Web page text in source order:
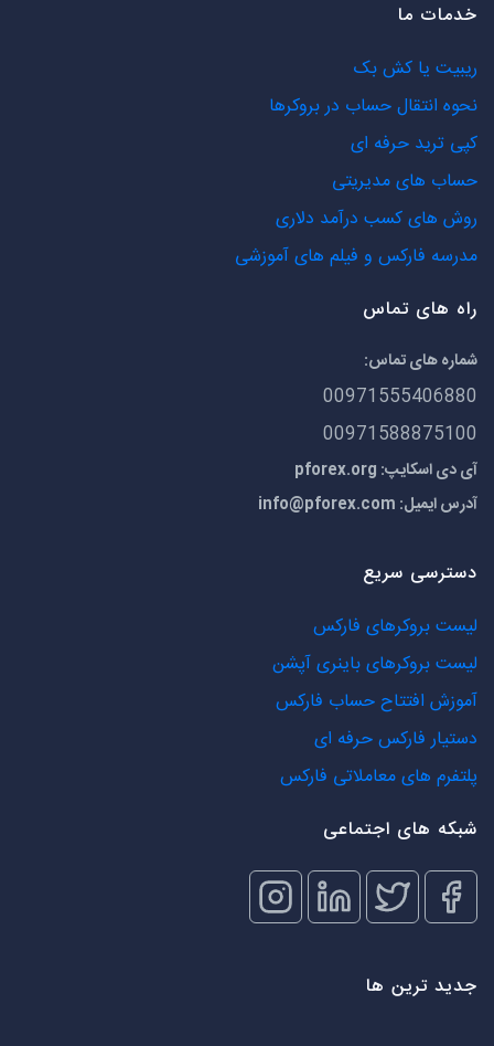
خدمات ما
ریبیت یا کش بک
نحوه انتقال حساب در بروکرها
کپی ترید حرفه ای
حساب های مدیریتی
روش های کسب درآمد دلاری
مدرسه فارکس و فیلم های آموزشی
راه های تماس
شماره های تماس:
00971555406880
00971588875100
آی دی اسکایپ: pforex.org
آدرس ایمیل: info@pforex.com
دسترسی سریع
لیست بروکرهای فارکس
لیست بروکرهای باینری آپشن
آموزش افتتاح حساب فارکس
دستیار فارکس حرفه ای
پلتفرم های معاملاتی فارکس
شبکه های اجتماعی
جدید ترین ها